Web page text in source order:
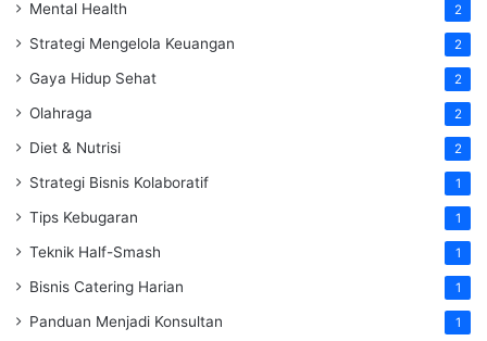
Mental Health 2
Strategi Mengelola Keuangan 2
Gaya Hidup Sehat 2
Olahraga 2
Diet & Nutrisi 2
Strategi Bisnis Kolaboratif 1
Tips Kebugaran 1
Teknik Half-Smash 1
Bisnis Catering Harian 1
Panduan Menjadi Konsultan 1